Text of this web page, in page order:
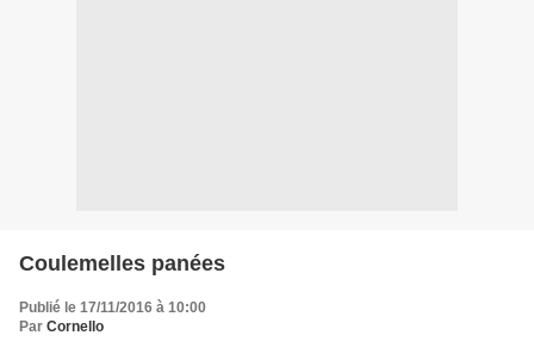
Coulemelles panées
Publié le 17/11/2016 à 10:00
Par Cornello